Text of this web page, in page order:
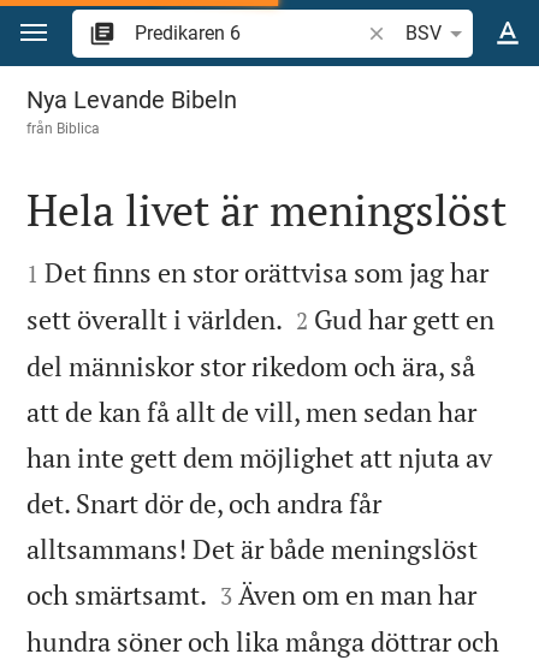
Hoppa till innehåll
Sök bibelvers eller
BSV
Predikaren 6
Nya Levande Bibeln
från Biblica

Hela livet är meningslöst

1 Det finns en stor orättvisa som jag har
sett överallt i världen. 

2 Gud har gett en
del människor stor rikedom och ära, så
att de kan få allt de vill, men sedan har
han inte gett dem möjlighet att njuta av
det. Snart dör de, och andra får
alltsammans! Det är både meningslöst
och smärtsamt. 

3 Även om en man har
hundra söner och lika många döttrar och